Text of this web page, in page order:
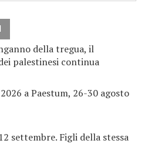
della tregua, il
palestinesi continua
a Paestum, 26-30 agosto
settembre. Figli della stessa